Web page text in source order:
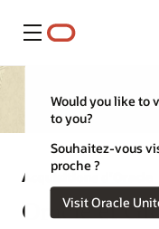
Menu
Would you like to
to you?
Souhaitez-vous
proche ?
Visit Oracle
Acquisitions d'Oracle
Oracle et